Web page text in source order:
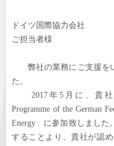
ドイツ国際協力会社
ご担当者様
弊社の業務にご支援をい
た。
2017年5月に、貴社
Programme of the German
Energy に参加致しました
することより、貴社が認